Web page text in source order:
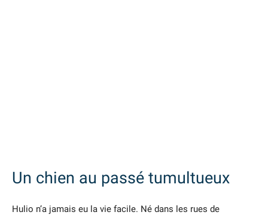
Un chien au passé tumultueux
Hulio n’a jamais eu la vie facile. Né dans les rues de